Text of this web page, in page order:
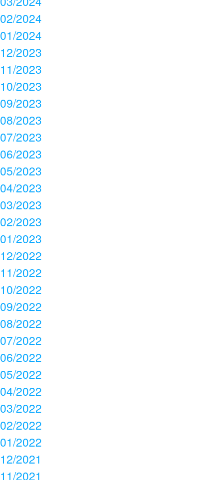
02/2024
01/2024
12/2023
11/2023
10/2023
09/2023
08/2023
07/2023
06/2023
05/2023
04/2023
03/2023
02/2023
01/2023
12/2022
11/2022
10/2022
09/2022
08/2022
07/2022
06/2022
05/2022
04/2022
03/2022
02/2022
01/2022
12/2021
11/2021